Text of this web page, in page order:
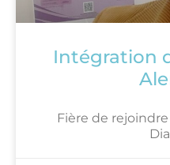
Intégration
Fière de